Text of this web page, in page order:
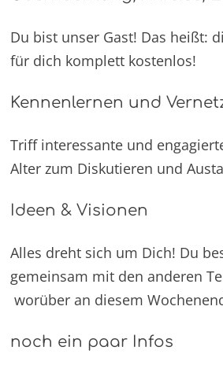
Du bist unser Gast! Das heißt:
für dich komplett kostenlos!
Kennenlernen und
Triff interessante und
Alter zum Diskutieren und
Ideen & Visionen
Alles dreht sich um Dich! Du
gemeinsam mit den anderen
worüber an diesem
noch ein paar Infos